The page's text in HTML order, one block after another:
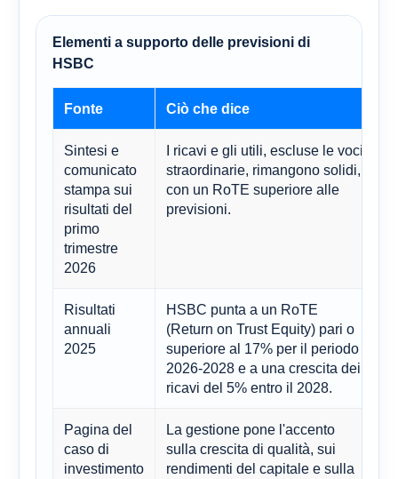
Elementi a supporto delle previsioni di
HSBC
Fonte Ciò che dice
Sintesi e
comunicato
stampa sui
risultati del
primo
trimestre
2026
I ricavi e gli utili, escluse le voci
straordinarie, rimangono solidi,
con un RoTE superiore alle
previsioni.
Risultati
annuali
2025
HSBC punta a un RoTE
(Return on Trust Equity) pari o
superiore al 17% per il periodo
2026-2028 e a una crescita dei
ricavi del 5% entro il 2028.
Pagina del
caso di
investimento
La gestione pone l'accento
sulla crescita di qualità, sui
rendimenti del capitale e sulla